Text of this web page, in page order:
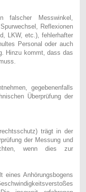
falscher Messwinkel,
Reflexionen
LKW, etc.), fehlerhafter
Personal oder auch
Hinzu kommt, dass das
gegebenenfalls
Überprüfung der
trägt in der
der Messung und
wenn dies zur
Anhörungsbogens